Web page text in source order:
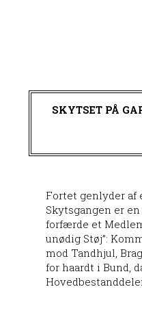
SKYTSET PÅ
Fortet genlyder af
Skytsgangen er
forfærde et
unødig Støj”:
mod Tandhjul,
for haardt i Bund,